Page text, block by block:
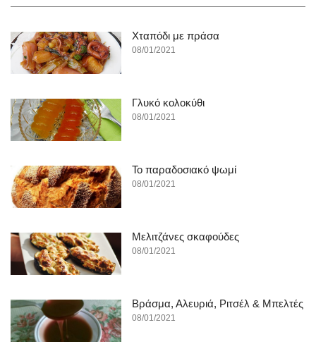
Χταπόδι με πράσα
08/01/2021
Γλυκό κολοκύθι
08/01/2021
To παραδοσιακό ψωμί
08/01/2021
Μελιτζάνες σκαφούδες
08/01/2021
Βράσμα, Αλευριά, Ριτσέλ & Μπελτές
08/01/2021